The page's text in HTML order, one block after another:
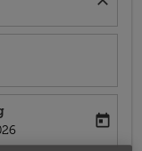
return-date-aria-label
today